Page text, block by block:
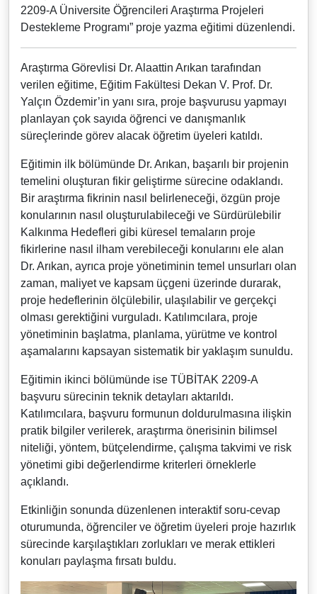
2209-A Üniversite Öğrencileri Araştırma Projeleri
Destekleme Programı” proje yazma eğitimi düzenlendi.
Araştırma Görevlisi Dr. Alaattin Arıkan tarafından
verilen eğitime, Eğitim Fakültesi Dekan V. Prof. Dr.
Yalçın Özdemir’in yanı sıra, proje başvurusu yapmayı
planlayan çok sayıda öğrenci ve danışmanlık
süreçlerinde görev alacak öğretim üyeleri katıldı.
Eğitimin ilk bölümünde Dr. Arıkan, başarılı bir projenin
temelini oluşturan fikir geliştirme sürecine odaklandı.
Bir araştırma fikrinin nasıl belirleneceği, özgün proje
konularının nasıl oluşturulabileceği ve Sürdürülebilir
Kalkınma Hedefleri gibi küresel temaların proje
fikirlerine nasıl ilham verebileceği konularını ele alan
Dr. Arıkan, ayrıca proje yönetiminin temel unsurları olan
zaman, maliyet ve kapsam üçgeni üzerinde durarak,
proje hedeflerinin ölçülebilir, ulaşılabilir ve gerçekçi
olması gerektiğini vurguladı. Katılımcılara, proje
yönetiminin başlatma, planlama, yürütme ve kontrol
aşamalarını kapsayan sistematik bir yaklaşım sunuldu.
Eğitimin ikinci bölümünde ise TÜBİTAK 2209-A
başvuru sürecinin teknik detayları aktarıldı.
Katılımcılara, başvuru formunun doldurulmasına ilişkin
pratik bilgiler verilerek, araştırma önerisinin bilimsel
niteliği, yöntem, bütçelendirme, çalışma takvimi ve risk
yönetimi gibi değerlendirme kriterleri örneklerle
açıklandı.
Etkinliğin sonunda düzenlenen interaktif soru-cevap
oturumunda, öğrenciler ve öğretim üyeleri proje hazırlık
sürecinde karşılaştıkları zorlukları ve merak ettikleri
konuları paylaşma fırsatı buldu.